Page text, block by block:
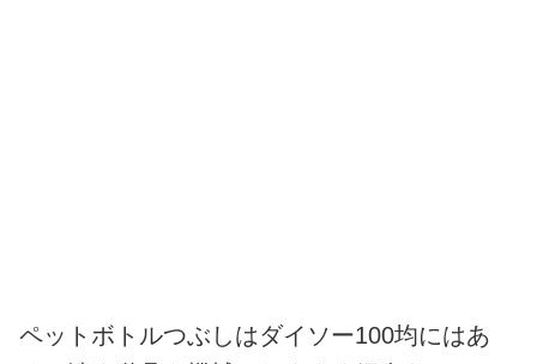
ペットボトルつぶしはダイソー100均にはあ